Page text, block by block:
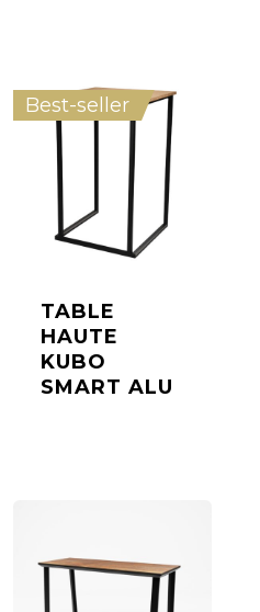
Best-seller
TABLE
HAUTE
KUBO
SMART ALU